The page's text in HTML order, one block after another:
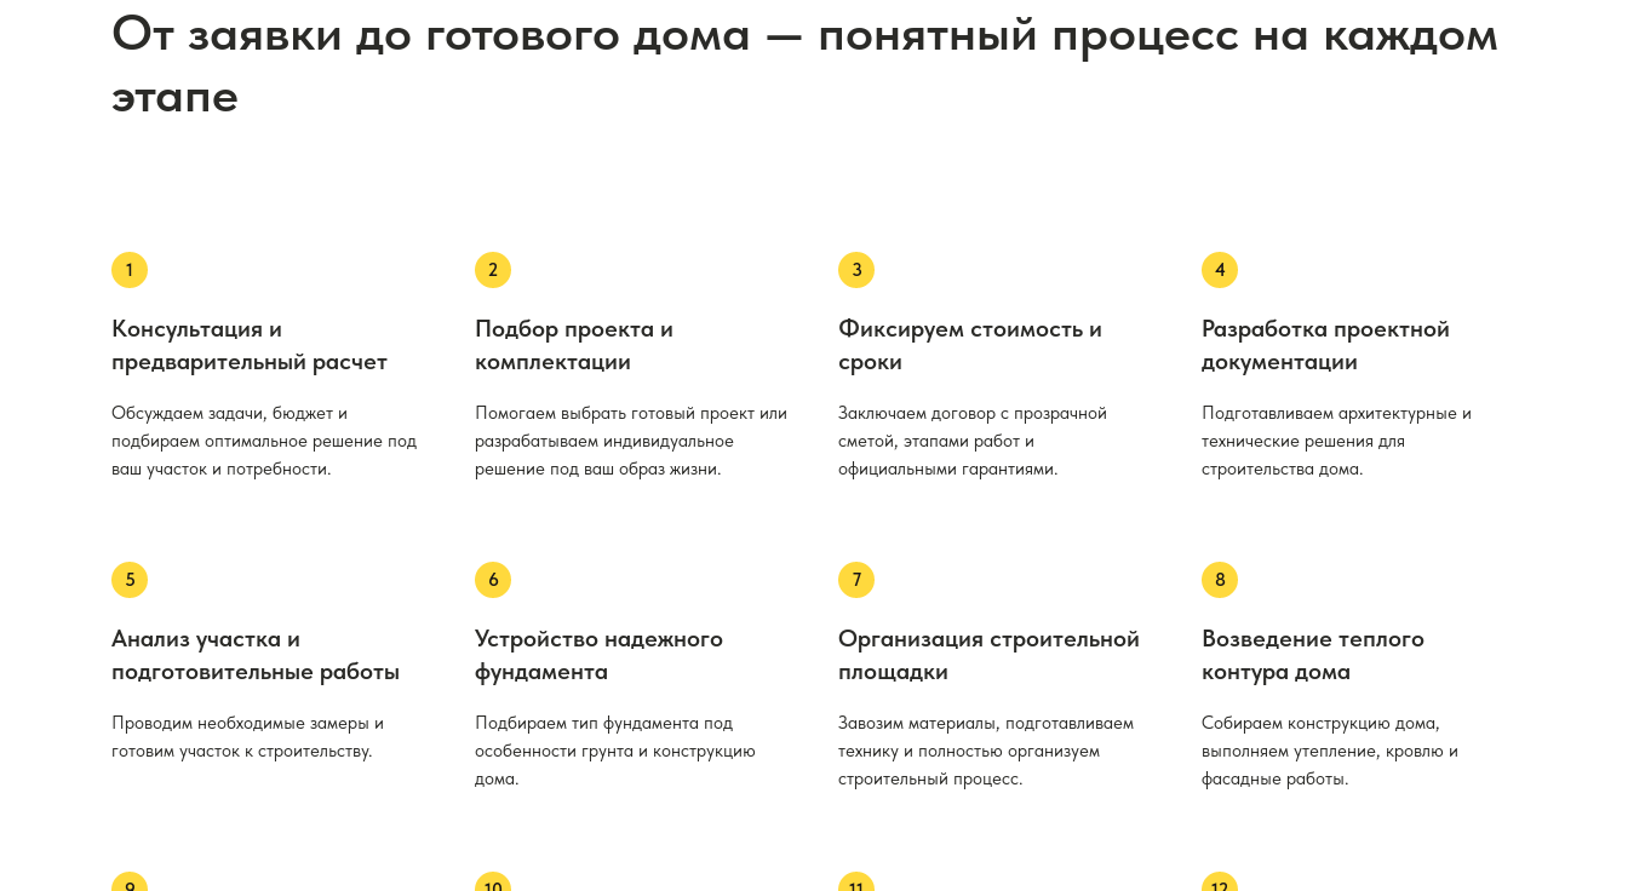
От заявки до готового дома — понятный процесс на каждом
этапе
Консультация и
предварительный расчет
Обсуждаем задачи, бюджет и
подбираем оптимальное решение под
ваш участок и потребности.
Подбор проекта и
комплектации
Помогаем выбрать готовый проект или
разрабатываем индивидуальное
решение под ваш образ жизни.
Фиксируем стоимость и
сроки
Заключаем договор с прозрачной
сметой, этапами работ и
официальными гарантиями.
Разработка проектной
документации
Подготавливаем архитектурные и
технические решения для
строительства дома.
Анализ участка и
подготовительные работы
Проводим необходимые замеры и
готовим участок к строительству.
Устройство надежного
фундамента
Подбираем тип фундамента под
особенности грунта и конструкцию
дома.
Организация строительной
площадки
Завозим материалы, подготавливаем
технику и полностью организуем
строительный процесс.
Возведение теплого
контура дома
Собираем конструкцию дома,
выполняем утепление, кровлю и
фасадные работы.